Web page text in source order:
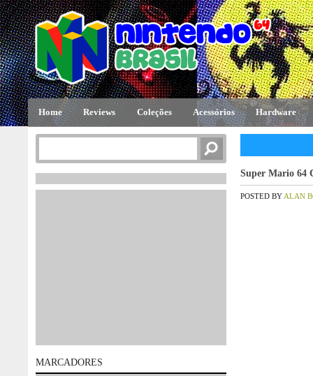
Home Reviews Coleções Acessórios Hardware
Super Mario 64
POSTED BY ALAN
MARCADORES